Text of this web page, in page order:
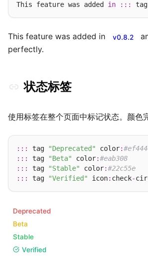
This feature was added in ::: tag
This feature was added in v0.8.2
perfectly.
状态标签
使用标签在整个页面中标记状态。颜色
::: tag "Deprecated" color:
:::
tag "Beta" color:#eab308
:::
tag "Stable" color:#22c55e
:::
tag "Verified" icon: check-
Deprecated
Beta
Stable
Verified